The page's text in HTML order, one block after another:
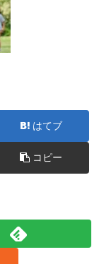
はてブ
コピー